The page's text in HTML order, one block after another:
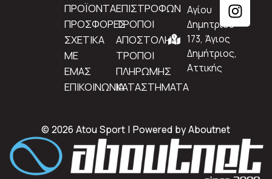
ΠΡΟΪΟΝΤΑ
ΠΡΟΣΦΟΡΕΣ
ΣΧΕΤΙΚΑ
ΜΕ
ΕΜΑΣ
ΕΠΙΚΟΙΝΩΝΙΑ
ΕΠΙΣΤΡΟΦΩΝ
ΤΡΟΠΟΙ
ΑΠΟΣΤΟΛΗΣ
ΤΡΟΠΟΙ
ΠΛΗΡΩΜΗΣ
ΚΑΤΑΣΤΗΜΑΤΑ
Αγίου
Δημητρίου
173, Άγιος
Δημήτριος,
Αττικής
© 2026 Atou Sport | Powered byAboutnet